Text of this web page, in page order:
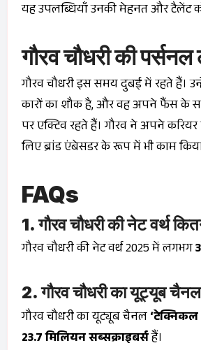
यह उपलब्धियाँ उनकी मेहनत और टैलेंट को
गौरव चौधरी की
गौरव चौधरी इस समय दुबई में रहते हैं।
कारों का शौक है, और वह अपने फैंस के
पर एक्टिव रहते हैं। गौरव ने अपने
लिए ब्रांड एंबेसडर के रूप में भी काम
FAQs
1. गौरव चौधरी की नेट वर्थ
गौरव चौधरी की नेट वर्थ 2025 में लगभग
2. गौरव चौधरी का यूट्यूब
गौरव चौधरी का यूट्यूब चैनल‘टेक्निकल
23.7 मिलियन सब्सक्राइबर्सहैं।